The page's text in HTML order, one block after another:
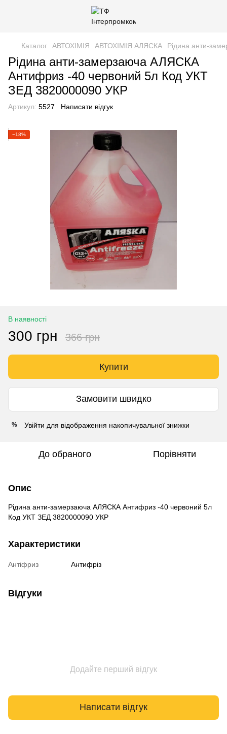
Каталог АВТОХІМІЯ АВТОХІМІЯ АЛЯСКА Рідина анти-
Рідина анти-замерзаюча АЛЯСКА
Антифриз -40 червоний 5л Код УКТ
ЗЕД 3820000090 УКР
Артикул: 5527 Написати відгук
−18%
В наявності
300 грн 366 грн
Купити
Замовити швидко
% Увійти для відображення накопичувальної знижки
До обраного Порівняти
Опис
Рідина анти-замерзаюча АЛЯСКА Антифриз -40 червоний 5л
Код УКТ ЗЕД 3820000090 УКР
Характеристики
Антіфриз Антифріз
Відгуки
Додайте перший відгук
Написати відгук